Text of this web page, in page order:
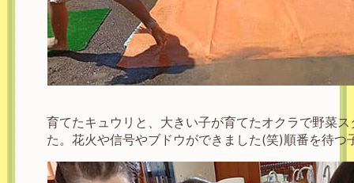
育てたキュウリと、大きい子が育てたオクラで野菜
た。花火や信号やブドウができました(笑)順番を待つ